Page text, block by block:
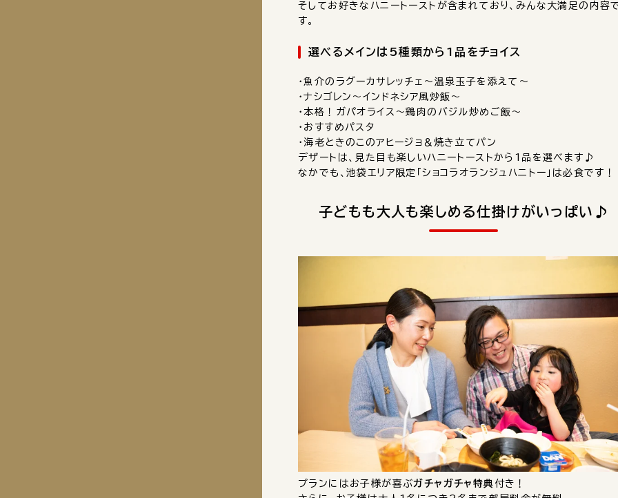
そしてお好きなハニートーストが含まれており、みんな大満足の内容
す。
選べるメインは5種類から1品をチョイス
・魚介のラグーカサレッチェ～温泉玉子を添えて～
・ナシゴレン～インドネシア風炒飯～
・本格！ガパオライス～鶏肉のバジル炒めご飯～
・おすすめパスタ
・海老ときのこのアヒージョ＆焼き立てパン
デザートは、見た目も楽しいハニートーストから1品を選べます♪
なかでも、池袋エリア限定「ショコラオランジュハニトー」は必食です！
子どもも大人も楽しめる仕掛けがいっぱい♪
プランにはお子様が喜ぶガチャガチャ特典 付き！